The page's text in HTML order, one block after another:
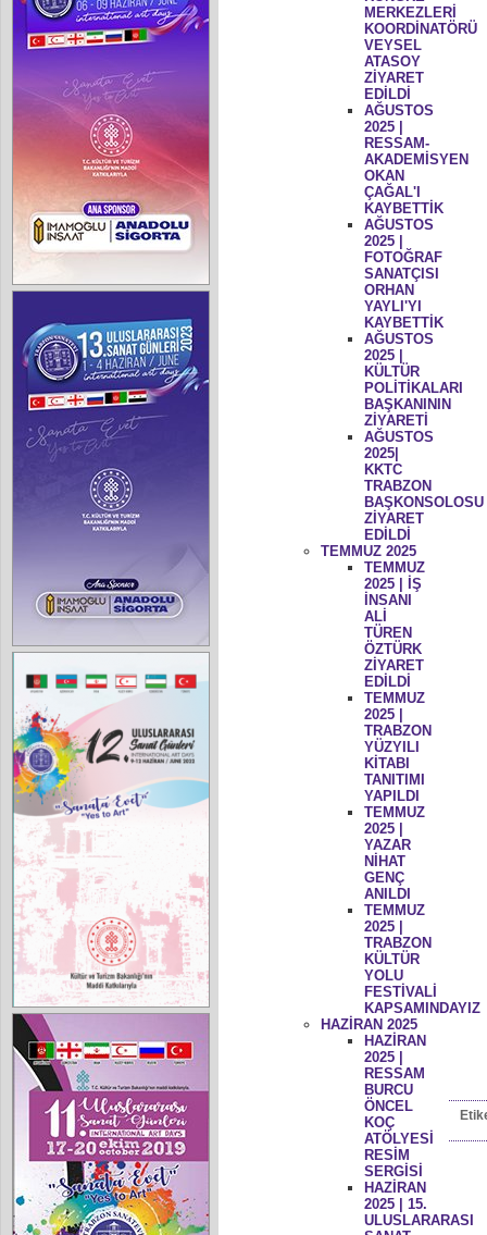
MERKEZLERİ
KOORDİNATÖRÜ
VEYSEL
ATASOY
ZİYARET
EDİLDİ
AĞUSTOS
2025 |
RESSAM-
AKADEMİSYEN
OKAN
ÇAĞAL'I
KAYBETTİK
AĞUSTOS
2025 |
FOTOĞRAF
SANATÇISI
ORHAN
YAYLI'YI
KAYBETTİK
AĞUSTOS
2025 |
KÜLTÜR
POLİTİKALARI
BAŞKANININ
ZİYARETİ
AĞUSTOS
2025|
KKTC
TRABZON
BAŞKONSOLOSU
ZİYARET
EDİLDİ
TEMMUZ 2025
TEMMUZ
2025 | İŞ
İNSANI
ALİ
TÜREN
ÖZTÜRK
ZİYARET
EDİLDİ
TEMMUZ
2025 |
TRABZON
YÜZYILI
KİTABI
TANITIMI
YAPILDI
TEMMUZ
2025 |
YAZAR
NİHAT
GENÇ
ANILDI
TEMMUZ
2025 |
TRABZON
KÜLTÜR
YOLU
FESTİVALİ
KAPSAMINDAYIZ
HAZİRAN 2025
HAZİRAN
2025 |
RESSAM
BURCU
ÖNCEL
KOÇ
ATÖLYESİ
RESİM
SERGİSİ
HAZİRAN
2025 | 15.
ULUSLARARASI